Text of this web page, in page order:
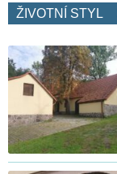
ŽIVOTNÍ STYL